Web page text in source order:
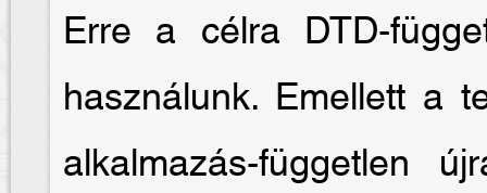
Erre a célra DTD-
használunk. Emellett a
alkalmazás-független